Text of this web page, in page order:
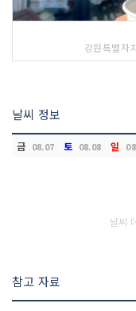
강원특별자
날씨 정보
금 08.07 토 08.08 일
날씨
참고 자료